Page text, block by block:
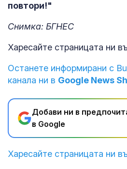
повтори!"
Снимка: БГНЕС
Харесайте страницата ни
Останете информирани с
канала ни в Google News
Добави ни в
в Google
Харесайте страницата ни